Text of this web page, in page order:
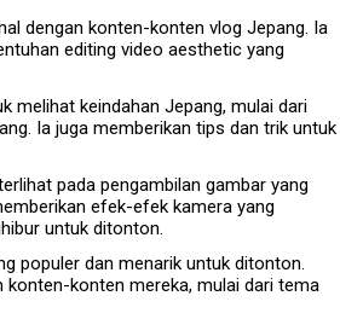
dengan konten-konten vlog Jepang. Ia
editing video aesthetic yang
melihat keindahan Jepang, mulai dari
Ia juga memberikan tips dan trik untuk
pada pengambilan gambar yang
efek-efek kamera yang
untuk ditonton.
populer dan menarik untuk ditonton.
konten mereka, mulai dari tema